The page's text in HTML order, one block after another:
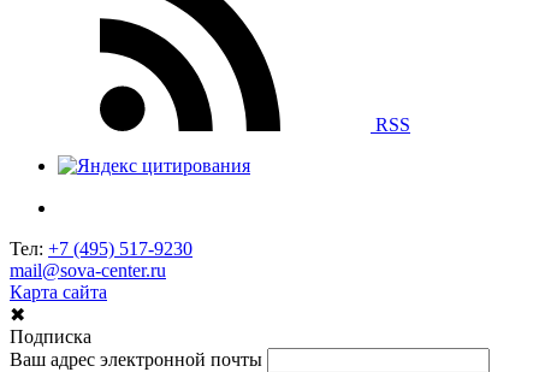
RSS
Тел: +7 (495) 517-9230
mail@sova-center.ru
Карта сайта
✖
Подписка
Ваш адрес электронной почты